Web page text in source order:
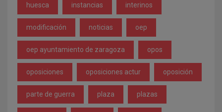
huesca instancias interinos
modificación noticias oep
oep ayuntamiento de zaragoza opos
oposiciones oposiciones actur oposición
parte de guerra plaza plazas